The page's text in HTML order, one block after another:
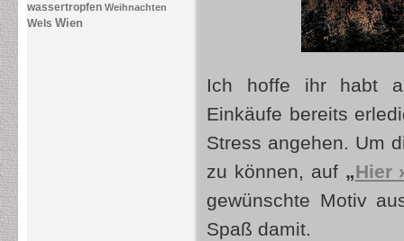
wassertropfen Weihnachten
Wels Wien
Ich hoffe ihr habt
Einkäufe bereits
Stress angehen. Um
zu können, auf „Hier
gewünschte Motiv
Spaß damit.